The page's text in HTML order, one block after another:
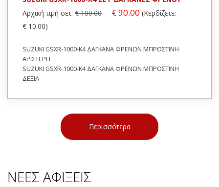
Αρχική τιμή σετ: € 100.00 € 90.00 (Κερδίζετε:
€ 10.00)
SUZUKI GSXR-1000-K4 ΔΑΓΚΑΝΑ ΦΡΕΝΩΝ ΜΠΡΟΣΤΙΝΗ
ΑΡΙΣΤΕΡΗ
SUZUKI GSXR-1000-K4 ΔΑΓΚΑΝΑ ΦΡΕΝΩΝ ΜΠΡΟΣΤΙΝΗ
ΔΕΞΙΑ
Περισσότερα
ΝΕΕΣ ΑΦΙΞΕΙΣ